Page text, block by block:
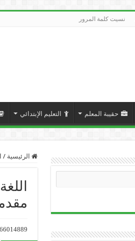
نسيت كلمة المرور
حقيبة المعلم التعليم الإبتدائي
الرئيسية /